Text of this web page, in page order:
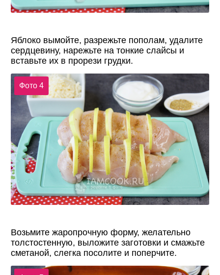
Яблоко вымойте, разрежьте пополам, удалите
сердцевину, нарежьте на тонкие слайсы и
вставьте их в прорези грудки.
Фото 4
Возьмите жаропрочную форму, желательно
толстостенную, выложите заготовки и смажьте
сметаной, слегка посолите и поперчите.